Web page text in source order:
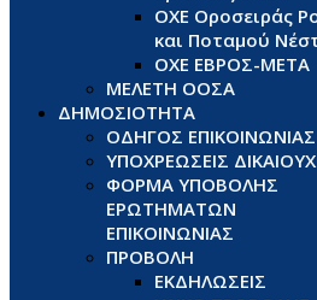
ΟΧΕ Οροσειράς
και Ποταμού
ΟΧΕ ΕΒΡΟΣ-ΜΕΤΑ
ΜΕΛΕΤΗ ΟΟΣΑ
ΔΗΜΟΣΙΟΤΗΤΑ
ΟΔΗΓΟΣ ΕΠΙΚΟΙΝΩΝΙΑΣ
ΥΠΟΧΡΕΩΣΕΙΣ
ΦΟΡΜΑ ΥΠΟΒΟΛΗΣ
ΕΡΩΤΗΜΑΤΩΝ
ΕΠΙΚΟΙΝΩΝΙΑΣ
ΠΡΟΒΟΛΗ
ΕΚΔΗΛΩΣΕΙΣ